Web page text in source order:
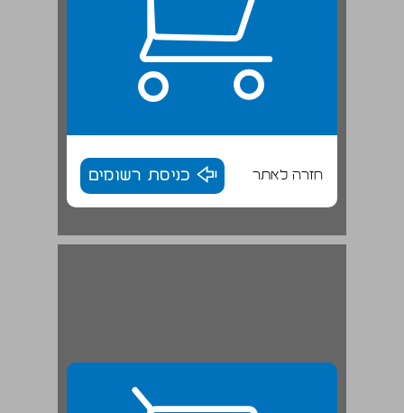
חזרה לאתר כניסת רשומים